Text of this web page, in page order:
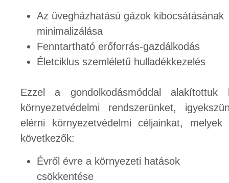
Az üvegházhatású gázok kibocsátásának
minimalizálása
Fenntartható erőforrás-gazdálkodás
Életciklus szemléletű hulladékkezelés
Ezzel a gondolkodásmóddal alakítottuk
környezetvédelmi rendszerünket,
elérni környezetvédelmi céljainkat, melyek
következők:
Évről évre a környezeti hatások
csökkentése